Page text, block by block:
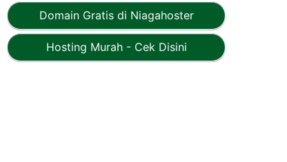
Domain Gratis di Niagahoster
Hosting Murah - Cek Disini